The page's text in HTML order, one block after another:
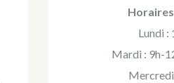
Lundi :
Mardi : 9h-